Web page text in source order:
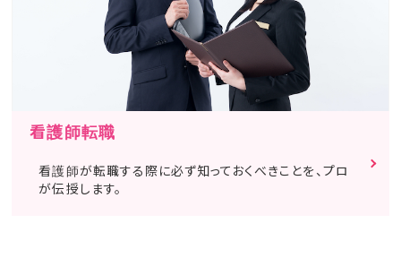
看護師転職
看護師が転職する際に必ず知っておくべきことを、プロ
が伝授します。